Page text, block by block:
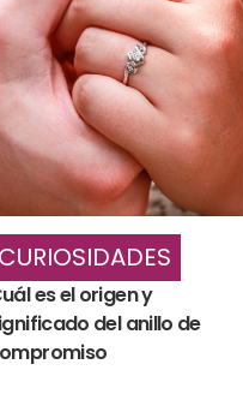
CURIOSIDADES
es el origen y
del anillo de